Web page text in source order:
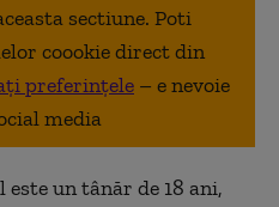
sectiune. Poti
coookie direct din
preferințele – e nevoie
media
un tânăr de 18 ani,